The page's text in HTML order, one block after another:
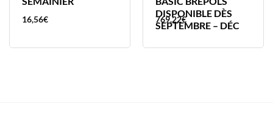
16,56€
DISPONIBLE DÈS
SEPTEMBRE – DÉC
769,22€